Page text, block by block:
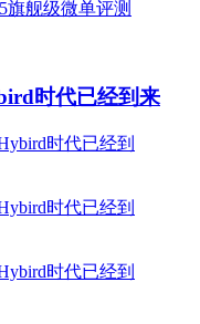
时代已经到来